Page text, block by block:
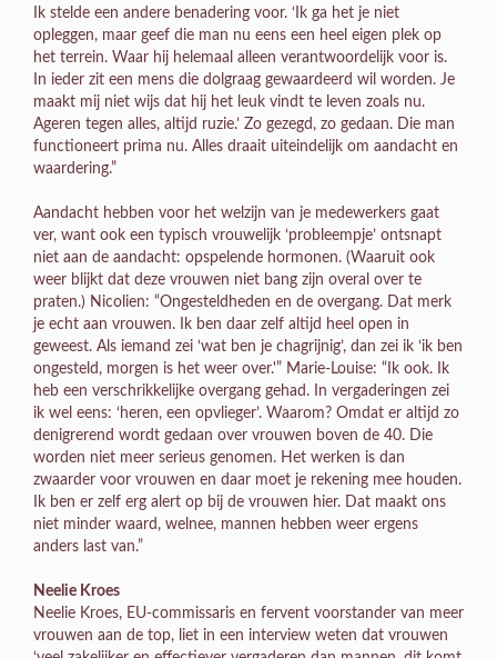
Ik stelde een andere benadering voor. ‘Ik ga het je niet
opleggen, maar geef die man nu eens een heel eigen plek op
het terrein. Waar hij helemaal alleen verantwoordelijk voor is.
In ieder zit een mens die dolgraag gewaardeerd wil worden. Je
maakt mij niet wijs dat hij het leuk vindt te leven zoals nu.
Ageren tegen alles, altijd ruzie.’ Zo gezegd, zo gedaan. Die man
functioneert prima nu. Alles draait uiteindelijk om aandacht en
waardering.”
Aandacht hebben voor het welzijn van je medewerkers gaat
ver, want ook een typisch vrouwelijk ‘probleempje’ ontsnapt
niet aan de aandacht: opspelende hormonen. (Waaruit ook
weer blijkt dat deze vrouwen niet bang zijn overal over te
praten.) Nicolien: “Ongesteldheden en de overgang. Dat merk
je echt aan vrouwen. Ik ben daar zelf altijd heel open in
geweest. Als iemand zei ‘wat ben je chagrijnig’, dan zei ik ‘ik ben
ongesteld, morgen is het weer over.'” Marie-Louise: “Ik ook. Ik
heb een verschrikkelijke overgang gehad. In vergaderingen zei
ik wel eens: ‘heren, een opvlieger’. Waarom? Omdat er altijd zo
denigrerend wordt gedaan over vrouwen boven de 40. Die
worden niet meer serieus genomen. Het werken is dan
zwaarder voor vrouwen en daar moet je rekening mee houden.
Ik ben er zelf erg alert op bij de vrouwen hier. Dat maakt ons
niet minder waard, welnee, mannen hebben weer ergens
anders last van.”
Neelie Kroes
Neelie Kroes, EU-commissaris en fervent voorstander van meer
vrouwen aan de top, liet in een interview weten dat vrouwen